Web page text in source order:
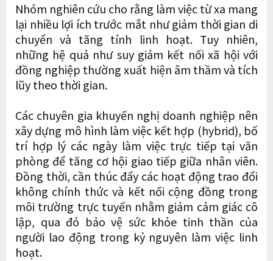
Nhóm nghiên cứu cho rằng làm việc từ xa mang
lại nhiều lợi ích trước mắt như giảm thời gian di
chuyển và tăng tính linh hoạt. Tuy nhiên,
những hệ quả như suy giảm kết nối xã hội với
đồng nghiệp thường xuất hiện âm thầm và tích
lũy theo thời gian.
Các chuyên gia khuyến nghị doanh nghiệp nên
xây dựng mô hình làm việc kết hợp (hybrid), bố
trí hợp lý các ngày làm việc trực tiếp tại văn
phòng để tăng cơ hội giao tiếp giữa nhân viên.
Đồng thời, cần thúc đẩy các hoạt động trao đổi
không chính thức và kết nối cộng đồng trong
môi trường trực tuyến nhằm giảm cảm giác cô
lập, qua đó bảo vệ sức khỏe tinh thần của
người lao động trong kỷ nguyên làm việc linh
hoạt.